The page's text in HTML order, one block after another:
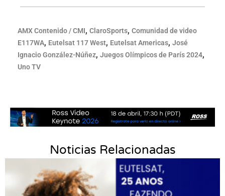
AMX Contenido / CMI, ClaroSports, Comunidad de video
E117WA, Eutelsat 117 West, Eutelsat Americas, José
Ignacio González-Núñez, Juegos Olímpicos de París 2024,
Uno TV
Noticias Relacionadas